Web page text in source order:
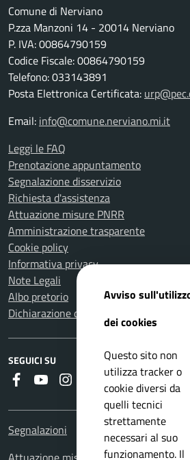
Comune di Nerviano
P.zza Manzoni 14 - 20014 Nerviano
P. IVA: 00864790159
Codice Fiscale: 00864790159
Telefono: 033143891
Posta Elettronica Certificata:
Email: info@comune.nerviano.mi.it
Leggi le FAQ
Prenotazione appuntamento
Segnalazione disservizio
Richiesta d'assistenza
Attuazione misure PNRR
Amministrazione trasparente
Cookie policy
Informativa privacy
Note Legali
Albo pretorio
Dichiarazione di accessibilità
SEGUICI SU
Faceboook
YoutubeInstagramWhatsapp
RSS
Segnalazioni
Avviso
dei cookies
Questo sito non
utilizza tracker o
cookie diversi da
quelli tecnici
strettamente
necessari al suo
funzionamento. Il